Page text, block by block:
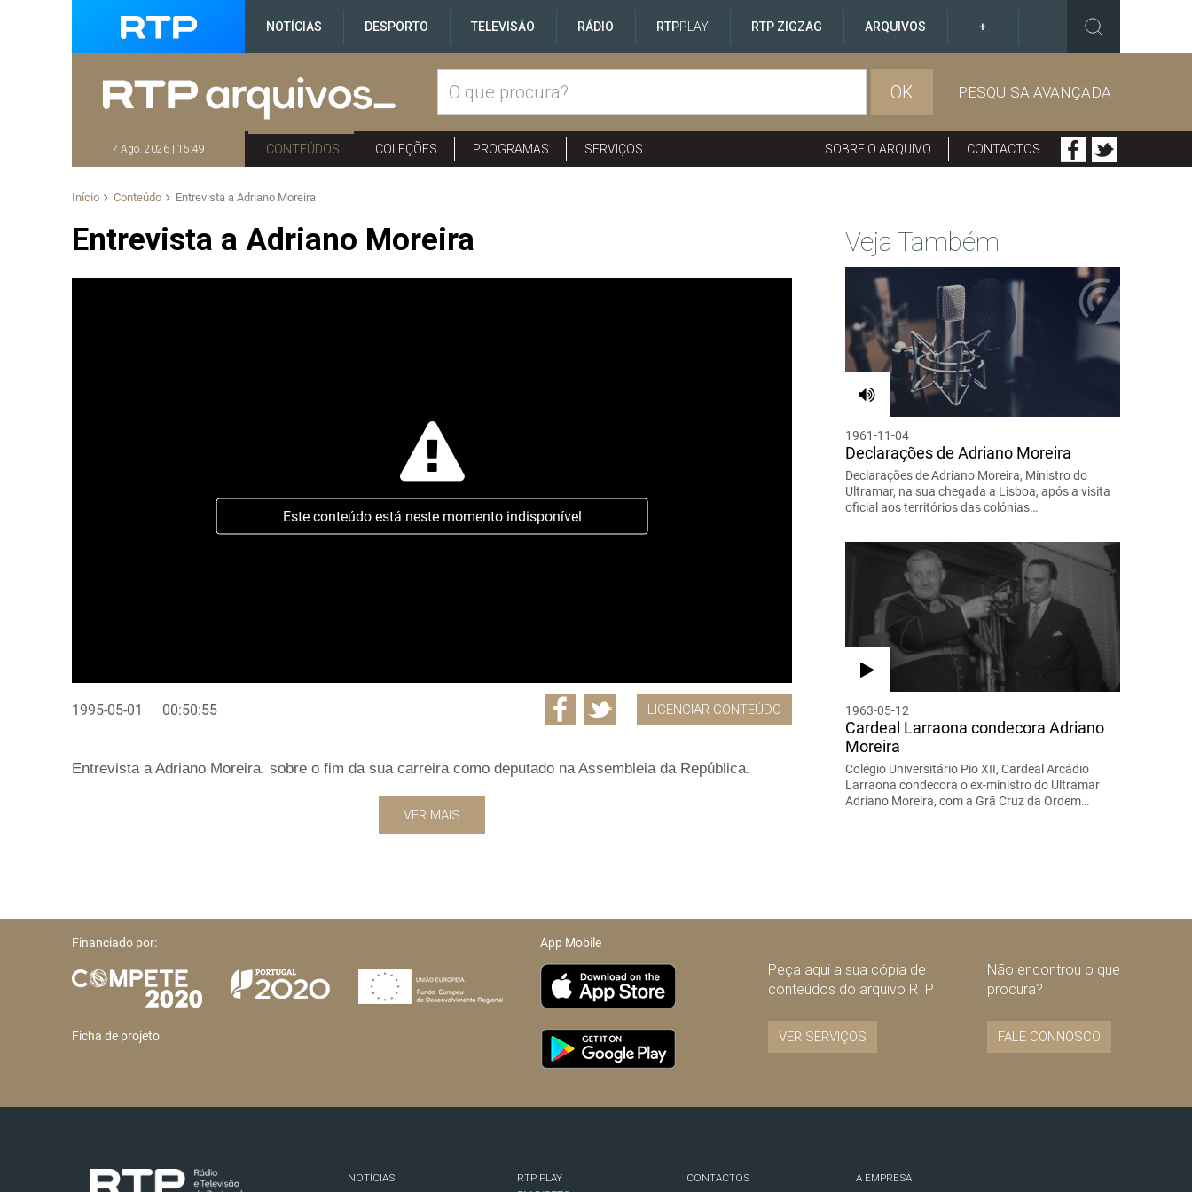
NOTÍCIAS DESPORTO TELEVISÃO RÁDIO RTPPLAY RTP ZIGZAG ARQUIVOS +
OK PESQUISA AVANÇADA
7 Ago. 2026 | 15:49 CONTEÚDOS COLEÇÕES PROGRAMAS SERVIÇOS SOBRE O ARQUIVO CONTACTOS
Início Conteúdo Entrevista a Adriano Moreira
Entrevista a Adriano Moreira
Este conteúdo está neste momento indisponível
1995-05-01 00:50:55 LICENCIAR CONTEÚDO
Entrevista a Adriano Moreira, sobre o fim da sua carreira como deputado na Assembleia da República.
VER MAIS
Veja Também
1961-11-04
Declarações de Adriano Moreira
Declarações de Adriano Moreira, Ministro do
Ultramar, na sua chegada a Lisboa, após a visita
oficial aos territórios das colónias…
1963-05-12
Cardeal Larraona condecora Adriano
Moreira
Colégio Universitário Pio XII, Cardeal Arcádio
Larraona condecora o ex-ministro do Ultramar
Adriano Moreira, com a Grã Cruz da Ordem…
Financiado por:
Ficha de projeto
App Mobile
Peça aqui a sua cópia de
conteúdos do arquivo RTP
VER SERVIÇOS
Não encontrou o que
procura?
FALE CONNOSCO
NOTÍCIAS
RTP PLAY
CONTACTOS
A EMPRESA